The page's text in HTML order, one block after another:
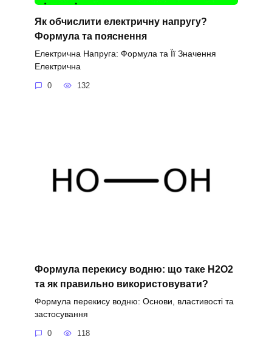
Як обчислити електричну напругу?
Формула та пояснення
Електрична Напруга: Формула та Її Значення
Електрична
0 132
Формула перекису водню: що таке H2O2
та як правильно використовувати?
Формула перекису водню: Основи, властивості та
застосування
0 118